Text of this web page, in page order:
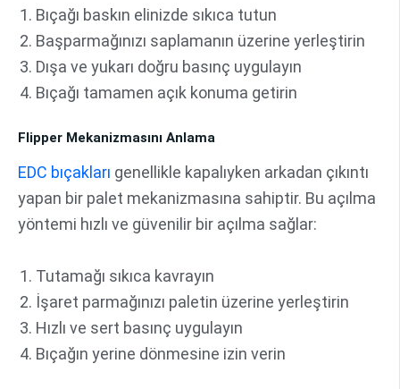
Bıçağı baskın elinizde sıkıca tutun
Başparmağınızı saplamanın üzerine yerleştirin
Dışa ve yukarı doğru basınç uygulayın
Bıçağı tamamen açık konuma getirin
Flipper Mekanizmasını Anlama
EDC bıçakları genellikle kapalıyken arkadan çıkıntı
yapan bir palet mekanizmasına sahiptir. Bu açılma
yöntemi hızlı ve güvenilir bir açılma sağlar:
Tutamağı sıkıca kavrayın
İşaret parmağınızı paletin üzerine yerleştirin
Hızlı ve sert basınç uygulayın
Bıçağın yerine dönmesine izin verin